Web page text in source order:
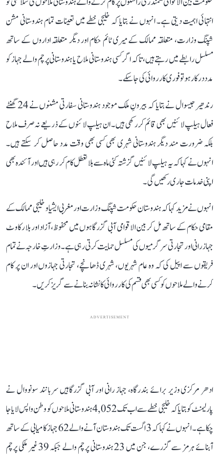
انتہائی اہمیت دیتی ہے۔ انہوں نے بتایا کہ خلیجی خطے میں تعینات تمام ہندوستانی مشن
شپنگ وزارت، متعلقہ ممالک کے میری ٹائم حکام اور دیگر متعلقہ اداروں کے ساتھ
مسلسل رابطے میں رہتے ہیں، تاکہ اگر کسی ہندوستانی ملاح یا ہندوستانی پرچم والے جہاز کو
مدد درکار ہو تو فوری کارروائی کی جا سکے۔
رندھیر جیسوال نے بتایا کہ بیرونِ ملک موجود ہندوستانی سفارتی مشنوں نے 24 گھنٹے
فعال ہیلپ لائنیں بھی قائم کر رکھی ہیں۔ ان ہیلپ لائنوں کے ذریعے نہ صرف ملاح
بلکہ ضرورت مند دیگر ہندوستانی شہری بھی کسی بھی وقت مدد حاصل کر سکتے ہیں۔
انہوں نے کہا کہ یہ ہیلپ لائنیں گزشتہ کئی ماہ سے بلا تعطل کام کر رہی ہیں اور آئندہ بھی
اپنی خدمات جاری رکھیں گی۔
انہوں نے مزید کہا کہ ہندوستان حکومت شپنگ وزارت اور مغربی ایشیا و خلیجی ممالک کے
مقامی حکام کے ساتھ مل کر بین الاقوامی آبی گزرگاہوں میں محفوظ، آزاد اور بلا رکاوٹ
جہاز رانی اور تجارتی سرگرمیوں کی مسلسل حمایت کرتی رہی ہے۔ وزارتِ خارجہ نے تمام
فریقوں سے اپیل کی کہ وہ عام شہریوں، شہری ڈھانچے، تجارتی جہازوں اور ان پر کام
کرنے والے ملاحوں کو کسی بھی قسم کی کارروائی کا نشانہ بنانے سے گریز کریں۔
ADVERTISEMENT
ادھر مرکزی وزیر برائے بندرگاہ، جہاز رانی اور آبی گزرگاہیں سربانند سونووال نے
پارلیمنٹ کو بتایا کہ خلیجی خطے سے اب تک 4,052 ہندوستانی ملاحوں کو وطن واپس لایا جا
چکا ہے۔ انہوں نے کہا کہ 3 اگست تک ہندوستان آنے والے 62 جہاز کامیابی کے ساتھ
آبنائے ہرمز سے گزرے، جن میں 23 ہندوستانی پرچم والے جبکہ 39 غیر ملکی پرچم